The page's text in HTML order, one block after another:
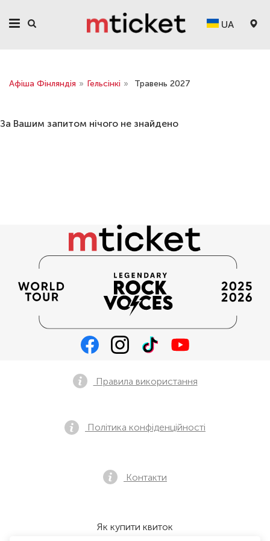
UA
Афіша Фінляндія » Гельсінкі » Травень 2027
За Вашим запитом нічого не знайдено
Правила використання
Політика конфіденційності
Контакти
Як купити квиток